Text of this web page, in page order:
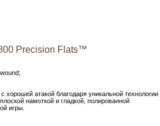
Precision Flats™
атакой благодаря уникальной технологии
намоткой и гладкой, полированной
игры.